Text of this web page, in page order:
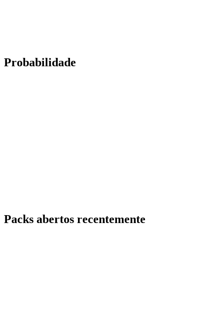
Probabilidade
Packs abertos recentemente